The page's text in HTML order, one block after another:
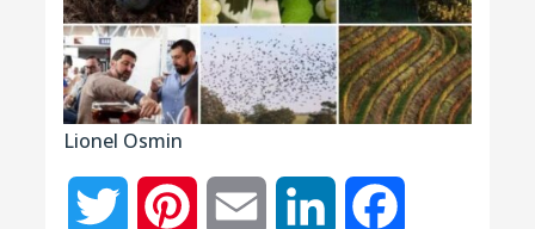
Lionel Osmin
Twitter Pinterest Email LinkedIn